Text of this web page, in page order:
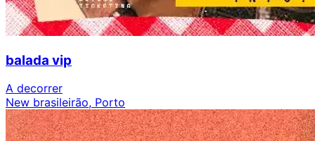
balada vip
A decorrer
New brasileirão, Porto